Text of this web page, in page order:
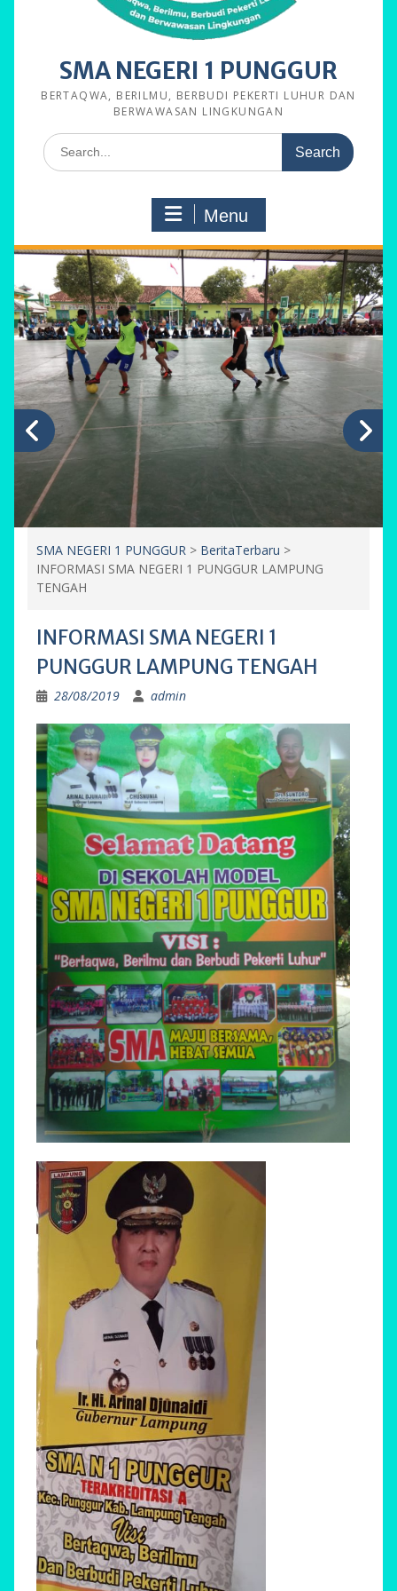
SMA NEGERI 1 PUNGGUR
BERTAQWA, BERILMU, BERBUDI PEKERTI LUHUR DAN
BERWAWASAN LINGKUNGAN
Search
for:
Menu
SMA NEGERI 1 PUNGGUR > BeritaTerbaru >
INFORMASI SMA NEGERI 1 PUNGGUR LAMPUNG
TENGAH
INFORMASI SMA NEGERI 1
PUNGGUR LAMPUNG TENGAH
28/08/2019 admin